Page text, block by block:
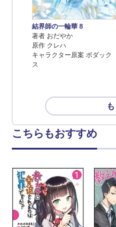
結界師の一輪華 8
著者 おだやか
原作 クレハ
キャラクター原案 ボダック
ス
こちらもおすすめ